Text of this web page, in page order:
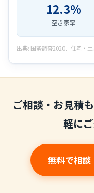
12.3%
空き家率
出典: 国勢調査2020、住宅・
ご相談・お見積
軽に
無料で相談